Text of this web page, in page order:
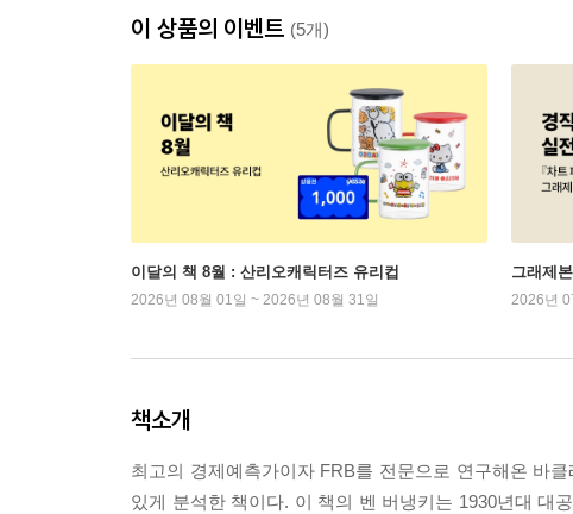
이 상품의 이벤트 (5개)
이달의 책 8월 : 산리오캐릭터즈 유리컵
2026년 08월 01일 ~ 2026년 08월 31일
그래제
2026년
책소개
최고의 경제예측가이자 FRB를 전문으로 연구해온 바
있게 분석한 책이다. 이 책의 벤 버냉키는 1930년대 대